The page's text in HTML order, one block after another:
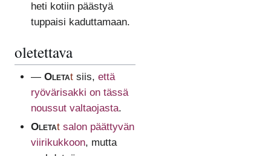
heti kotiin päästyä
tuppaisi kaduttamaan.
oletettava
— Oletatsiis, että
ryövärisakki on tässä
noussut valtaojasta.
Oletat salon päättyvän
viirikukkoon, mutta